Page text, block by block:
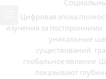
Цифровая эпоха
изучения за
уникальные
существований,
глобальное явление.
показывают